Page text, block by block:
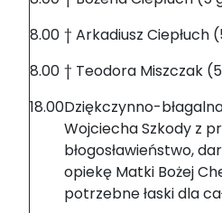
8.00 † Arkadiusz Ciepłuch
8.00 † Teodora Miszczak
18.00Dziękczynno-
Wojciecha Szkody z
błogosławieństwo,
opiekę Matki Bożej
potrzebne łaski dla